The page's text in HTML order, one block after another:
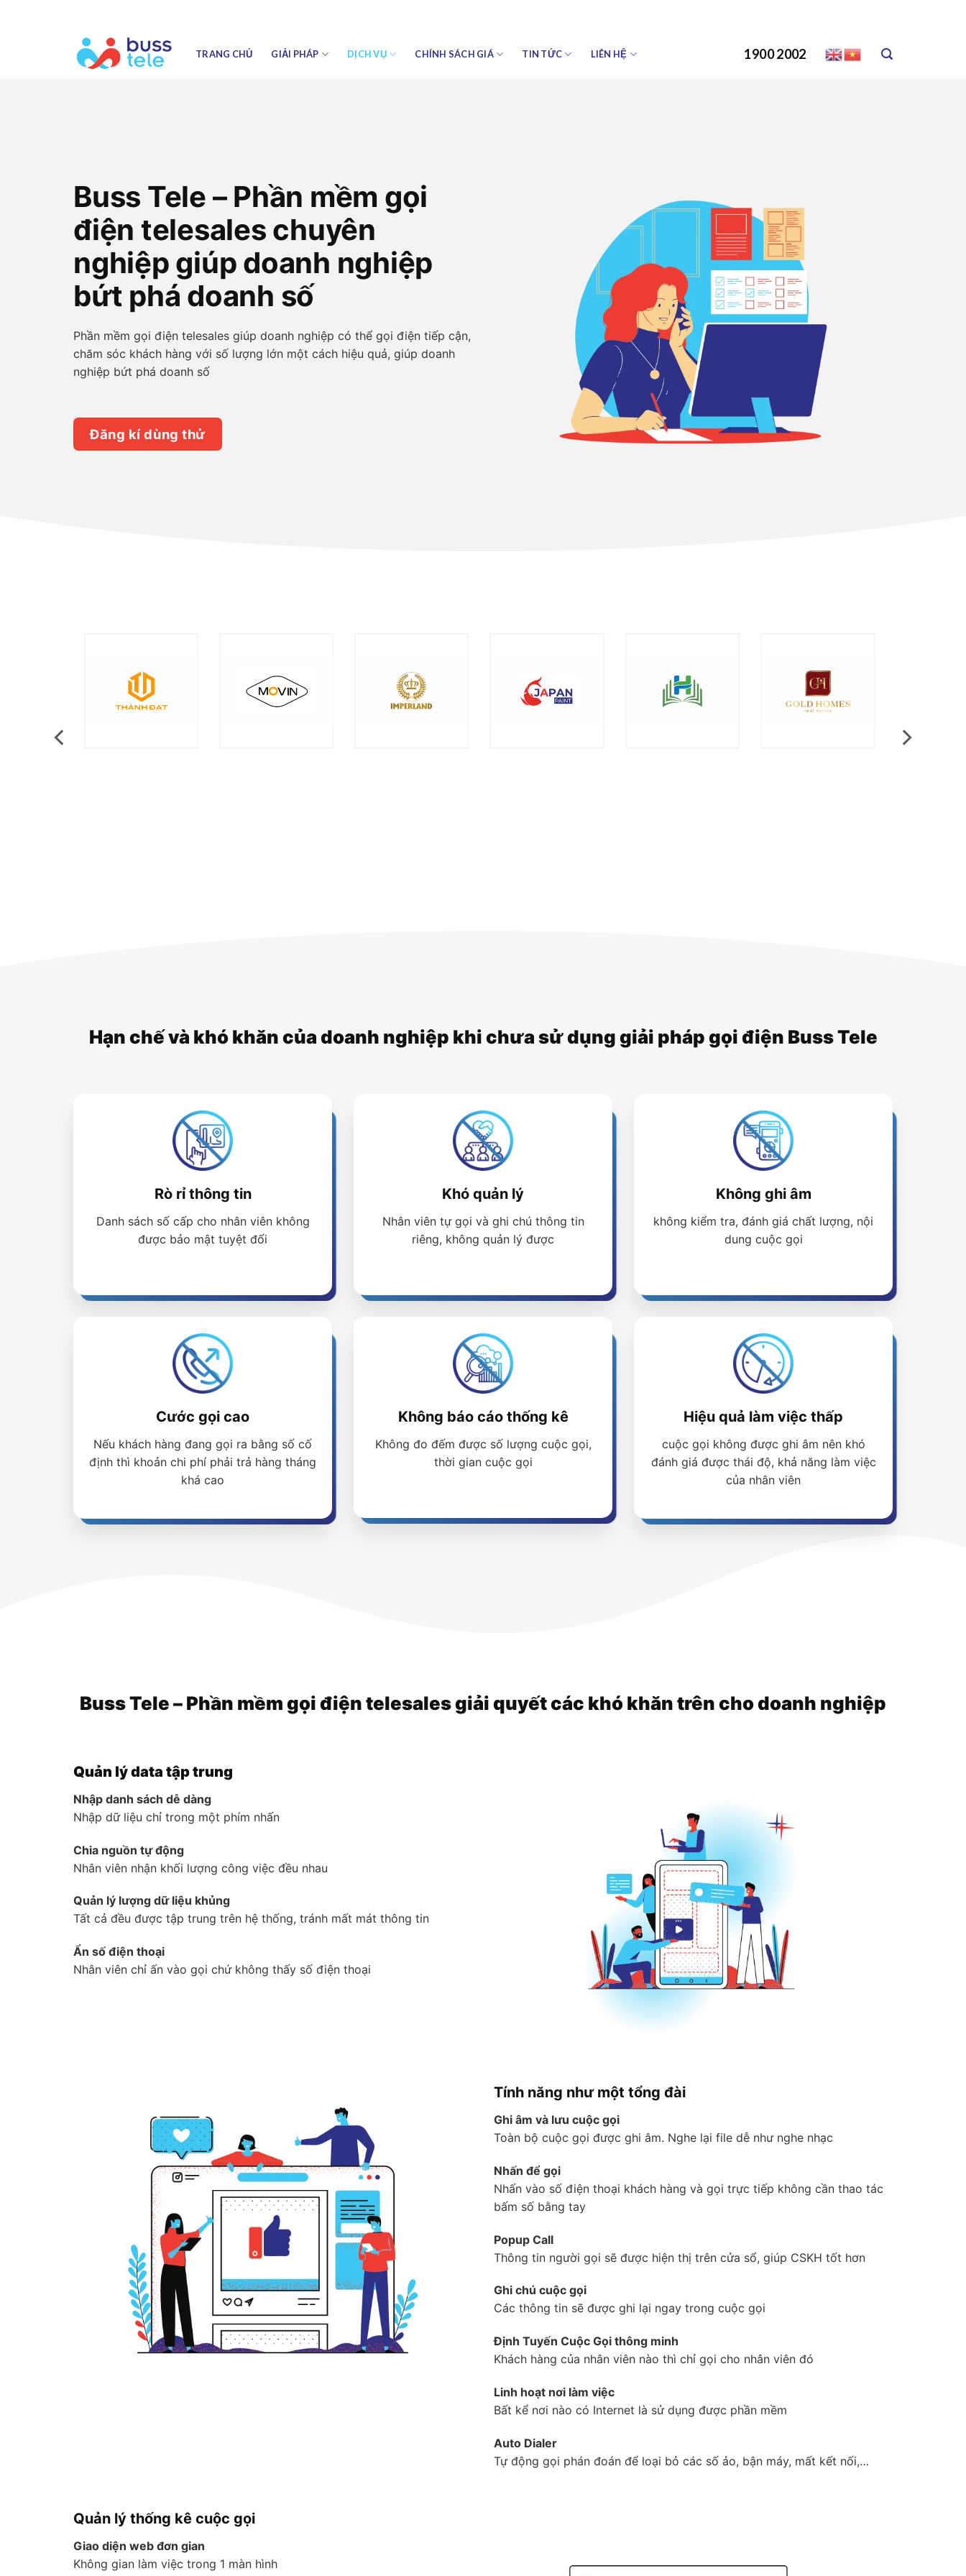
TRANG CHỦ GIẢI PHÁP DỊCH VỤ CHÍNH SÁCH GIÁ TIN TỨC LIÊN HỆ 1900 2002
Buss Tele – Phần mềm gọi
điện telesales chuyên
nghiệp giúp doanh nghiệp
bứt phá doanh số
Phần mềm gọi điện telesales giúp doanh nghiệp có thể gọi điện tiếp cận,
chăm sóc khách hàng với số lượng lớn một cách hiệu quả, giúp doanh
nghiệp bứt phá doanh số
Đăng kí dùng thử
Hạn chế và khó khăn của doanh nghiệp khi chưa sử dụng giải pháp gọi điện Buss Tele
Rò rỉ thông tin
Danh sách số cấp cho nhân viên không
được bảo mật tuyệt đối
Khó quản lý
Nhân viên tự gọi và ghi chú thông tin
riêng, không quản lý được
Không ghi âm
không kiểm tra, đánh giá chất lượng, nội
dung cuộc gọi
Cước gọi cao
Nếu khách hàng đang gọi ra bằng số cố
định thì khoản chi phí phải trả hàng tháng
khá cao
Không báo cáo thống kê
Không đo đếm được số lượng cuộc gọi,
thời gian cuộc gọi
Hiệu quả làm việc thấp
cuộc gọi không được ghi âm nên khó
đánh giá được thái độ, khả năng làm việc
của nhân viên
Buss Tele – Phần mềm gọi điện telesales giải quyết các khó khăn trên cho doanh nghiệp
Quản lý data tập trung
Nhập danh sách dễ dàng
Nhập dữ liệu chỉ trong một phím nhấn
Chia nguồn tự động
Nhân viên nhận khối lượng công việc đều nhau
Quản lý lượng dữ liệu khủng
Tất cả đều được tập trung trên hệ thống, tránh mất mát thông tin
Ẩn số điện thoại
Nhân viên chỉ ấn vào gọi chứ không thấy số điện thoại
Tính năng như một tổng đài
Ghi âm và lưu cuộc gọi
Toàn bộ cuộc gọi được ghi âm. Nghe lại file dễ như nghe nhạc
Nhấn để gọi
Nhấn vào số điện thoại khách hàng và gọi trực tiếp không cần thao tác
bấm số bằng tay
Popup Call
Thông tin người gọi sẽ được hiện thị trên cửa sổ, giúp CSKH tốt hơn
Ghi chú cuộc gọi
Các thông tin sẽ được ghi lại ngay trong cuộc gọi
Định Tuyến Cuộc Gọi thông minh
Khách hàng của nhân viên nào thì chỉ gọi cho nhân viên đó
Linh hoạt nơi làm việc
Bất kể nơi nào có Internet là sử dụng được phần mềm
Auto Dialer
Tự động gọi phán đoán để loại bỏ các số ảo, bận máy, mất kết nối,…
Quản lý thống kê cuộc gọi
Giao diện web đơn gian
Không gian làm việc trong 1 màn hình